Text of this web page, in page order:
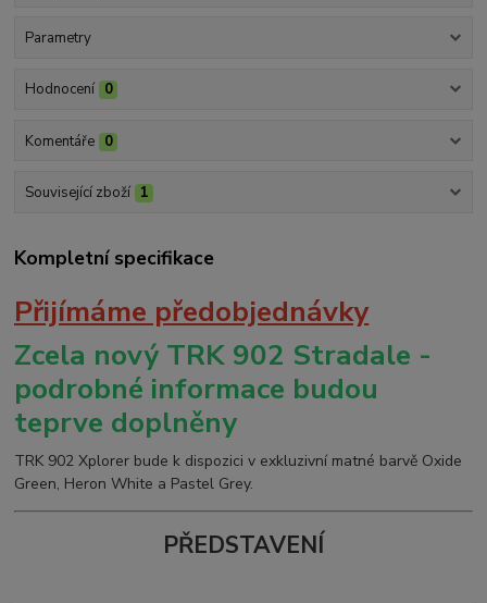
Parametry
Hodnocení 0
Komentáře 0
Související zboží 1
Kompletní specifikace
Přijímáme předobjednávky
Zcela nový TRK 902 Stradale -
podrobné informace budou
teprve doplněny
TRK 902 Xplorer bude k dispozici v exkluzivní matné barvě Oxide
Green, Heron White a Pastel Grey.
PŘEDSTAVENÍ